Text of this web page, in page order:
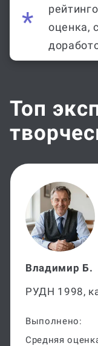
оценка,
Топ
Владимир Б.
РУДН 1998,
Выполнено:
Средняя